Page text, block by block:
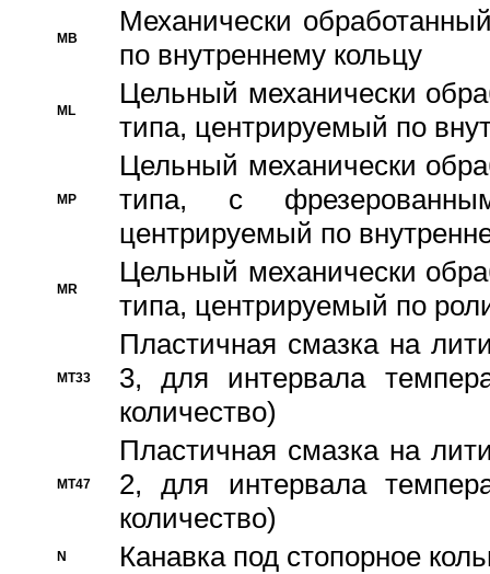
MB
Механически
по внутреннему кольцу
ML
Цельный механически
типа, центрируемый по
MP
Цельный механически
типа, с
центрируемый по
MR
Цельный механически
типа, центрируемый по
MT33
Пластичная смазка на
3, для интервала
количество)
MT47
Пластичная смазка на
2, для интервала
количество)
N Канавка под стопорное